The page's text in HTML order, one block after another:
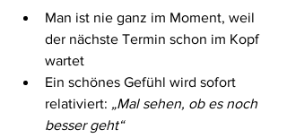
Man ist nie ganz im Moment, weil
der nächste Termin schon im Kopf
wartet
Ein schönes Gefühl wird sofort
relativiert: „Mal sehen, ob es noch
besser geht“